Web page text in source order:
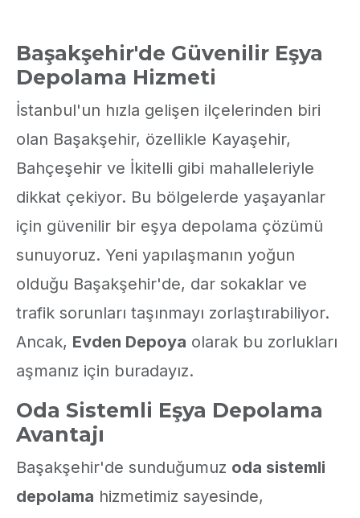
Başakşehir'de Güvenilir Eşya
Depolama Hizmeti
İstanbul'un hızla gelişen ilçelerinden biri
olan Başakşehir, özellikle Kayaşehir,
Bahçeşehir ve İkitelli gibi mahalleleriyle
dikkat çekiyor. Bu bölgelerde yaşayanlar
için güvenilir bir eşya depolama çözümü
sunuyoruz. Yeni yapılaşmanın yoğun
olduğu Başakşehir'de, dar sokaklar ve
trafik sorunları taşınmayı zorlaştırabiliyor.
Ancak, Evden Depoya olarak bu zorlukları
aşmanız için buradayız.
Oda Sistemli Eşya Depolama
Avantajı
Başakşehir'de sunduğumuz oda sistemli
depolama hizmetimiz sayesinde,